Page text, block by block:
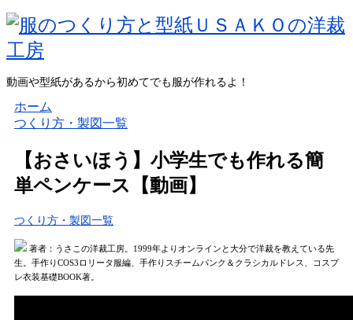
動画や型紙があるから初めてでも服が作れるよ！
ホーム
つくり方・製図一覧
【おさいほう】小学生でも作れる簡
単ペンケース【動画】
つくり方・製図一覧
著者：うさこの洋裁工房。1999年よりオンラインと大分で洋裁を教えている先
生。手作りCOS3ロリータ服編、手作りスチームパンク＆クラシカルドレス、コスプ
レ衣装基礎BOOK著。